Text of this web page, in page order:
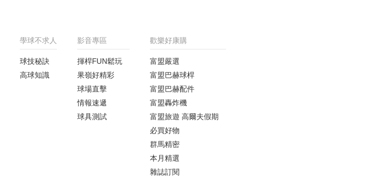
學球不求人
球技秘訣
高球知識
影音專區
揮桿FUN鬆玩
果嶺好精彩
球場直擊
情報速遞
球具測試
歡樂好康購
富盟嚴選
富盟巴赫球桿
富盟巴赫配件
富盟轟炸機
富盟旅遊 高爾夫假期
必買好物
群馬精密
本月精選
雜誌訂閱